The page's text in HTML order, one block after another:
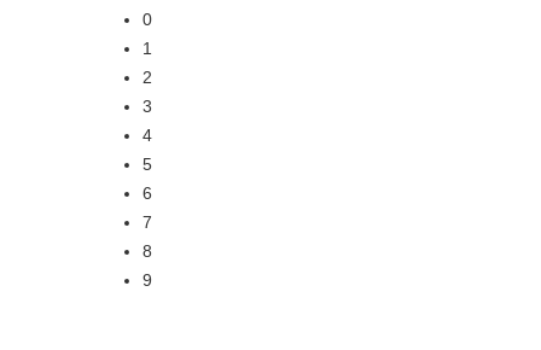
0
1
2
3
4
5
6
7
8
9